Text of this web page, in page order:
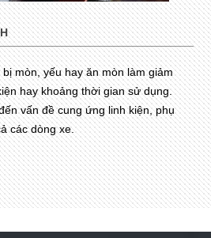
mòn, yếu hay ăn mòn làm giảm
hay khoảng thời gian sử dụng.
vấn đề cung ứng linh kiện, phụ
các dòng xe.